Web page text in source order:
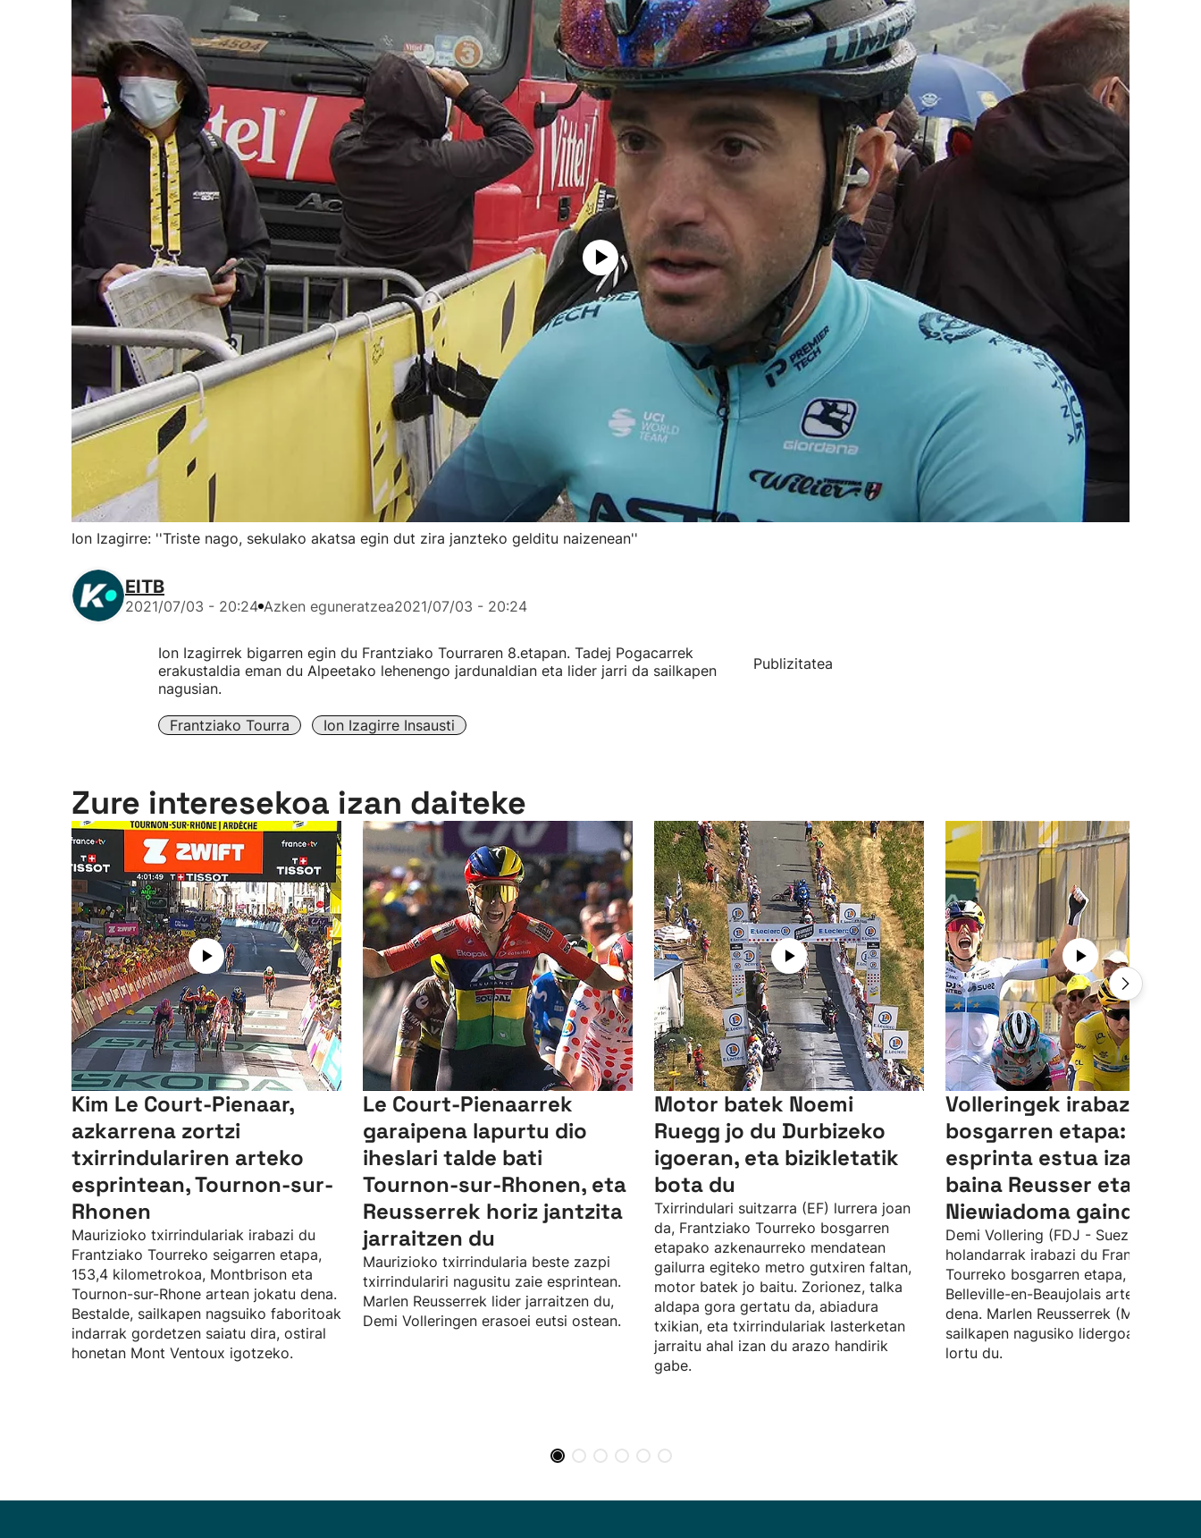
Ion Izagirre: ''Triste nago, sekulako akatsa egin dut zira janzteko gelditu naizenean''
EITB
2021/07/03 - 20:24 Azken eguneratzea2021/07/03 - 20:24
Ion Izagirrek bigarren egin du Frantziako Tourraren 8.etapan. Tadej Pogacarrek
erakustaldia eman du Alpeetako lehenengo jardunaldian eta lider jarri da sailkapen
nagusian.
Frantziako Tourra Ion Izagirre Insausti
Publizitatea
Zure interesekoa izan daiteke
Kim Le Court-Pienaar,
azkarrena zortzi
txirrindulariren arteko
esprintean, Tournon-sur-
Rhonen
Maurizioko txirrindulariak irabazi du
Frantziako Tourreko seigarren etapa,
153,4 kilometrokoa, Montbrison eta
Tournon-sur-Rhone artean jokatu dena.
Bestalde, sailkapen nagsuiko faboritoak
indarrak gordetzen saiatu dira, ostiral
honetan Mont Ventoux igotzeko.
Le Court-Pienaarrek
garaipena lapurtu dio
iheslari talde bati
Tournon-sur-Rhonen, eta
Reusserrek horiz jantzita
jarraitzen du
Maurizioko txirrindularia beste zazpi
txirrindulariri nagusitu zaie esprintean.
Marlen Reusserrek lider jarraitzen du,
Demi Volleringen erasoei eutsi ostean.
Motor batek Noemi
Ruegg jo du Durbizeko
igoeran, eta bizikletatik
bota du
Txirrindulari suitzarra (EF) lurrera joan
da, Frantziako Tourreko bosgarren
etapako azkenaurreko mendatean
gailurra egiteko metro gutxiren faltan,
motor batek jo baitu. Zorionez, talka
aldapa gora gertatu da, abiadura
txikian, eta txirrindulariak lasterketan
jarraitu ahal izan du arazo handirik
gabe.
Volleringek irabazi du
bosgarren etapa:
esprinta estua izan da,
baina Reusser eta
Niewiadoma gainditu
Demi Vollering (FDJ - Suez)
holandarrak irabazi du Frantziako
Tourreko bosgarren etapa, Mâcon eta
Belleville-en-Beaujolais artean jokatu
dena. Marlen Reusserrek (Movistar)
sailkapen nagusiko lidergoari eustea
lortu du.